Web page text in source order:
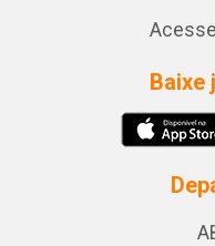
Baixe